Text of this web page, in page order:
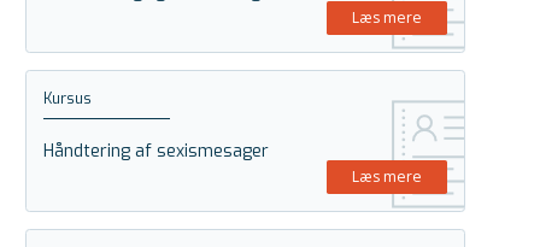
Læs mere
Kursus
Håndtering af sexismesager
Læs mere